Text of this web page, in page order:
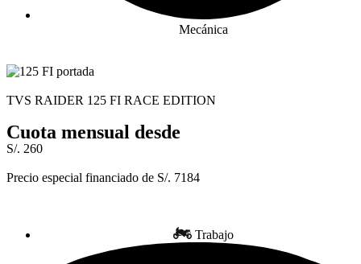
Mecánica
TVS RAIDER 125 FI RACE EDITION
Cuota mensual desde
S/. 260
Precio especial financiado de S/. 7184
Trabajo